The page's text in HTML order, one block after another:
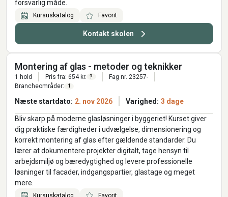
forsvarlig måde.
Kursuskatalog Favorit
Kontakt skolen
Montering af glas - metoder og teknikker
1 hold Pris fra: 654 kr. ?
Fag nr. 23257-
Brancheområder:
1
Næste startdato: 2. nov 2026 Varighed: 3 dage
Bliv skarp på moderne glasløsninger i byggeriet! Kurset giver
dig praktiske færdigheder i udvælgelse, dimensionering og
korrekt montering af glas efter gældende standarder. Du
lærer at dokumentere projekter digitalt, tage hensyn til
arbejdsmiljø og bæredygtighed og levere professionelle
løsninger til facader, indgangspartier, glastage og meget
mere.
Kursuskatalog Favorit